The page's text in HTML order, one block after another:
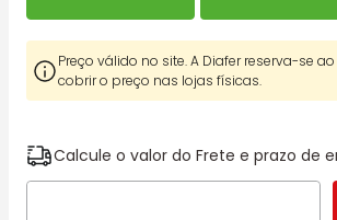
Preço válido no site. A Diafer reserva-se
cobrir o preço nas lojas físicas.
Calcule o valor do Frete e prazo de